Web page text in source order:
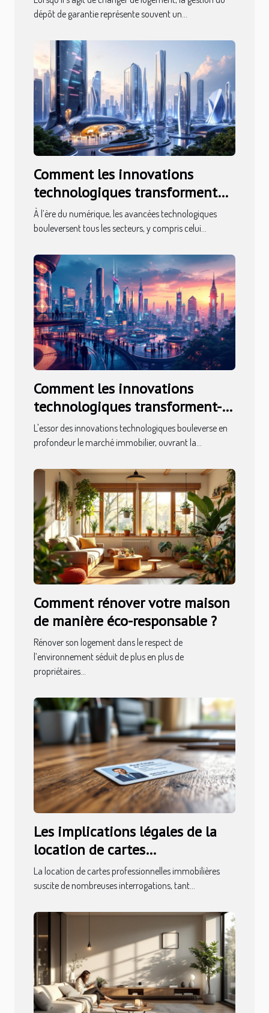
dépôt de garantie représente souvent un...
Comment les innovations
technologiques transforment
l'évaluation immobilière ?
À l’ère du numérique, les avancées technologiques
bouleversent tous les secteurs, y compris celui...
Comment les innovations
technologiques transforment-
elles le marché immobilier ?
L'essor des innovations technologiques bouleverse en
profondeur le marché immobilier, ouvrant la...
Comment rénover votre maison
de manière éco-responsable ?
Rénover son logement dans le respect de
l’environnement séduit de plus en plus de
propriétaires...
Les implications légales de la
location de cartes
professionnelles immobilières
La location de cartes professionnelles immobilières
suscite de nombreuses interrogations, tant...